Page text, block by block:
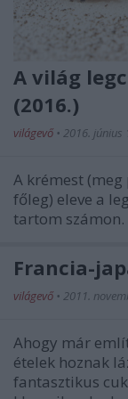
A világ
(2016.)
világevő • 2016. június
A krémest
főleg) eleve a
tartom
Francia-
világevő • 2011.
Ahogy már
ételek hoznak
fantasztikus